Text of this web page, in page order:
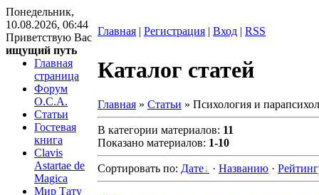
Понедельник,
10.08.2026, 06:44
Приветствую Вас
ищущий путь
Главная | Регистрация | Вход | RSS
Главная
страница
Форум
O.C.A.
Статьи
Гостевая
книга
Clavis
Astartae de
Magica
Мир Тату
Каталог статей
Главная » Статьи » Психология и
В категории материалов: 11
Показано материалов: 1-10
Сортировать по: Дате · Названию ·